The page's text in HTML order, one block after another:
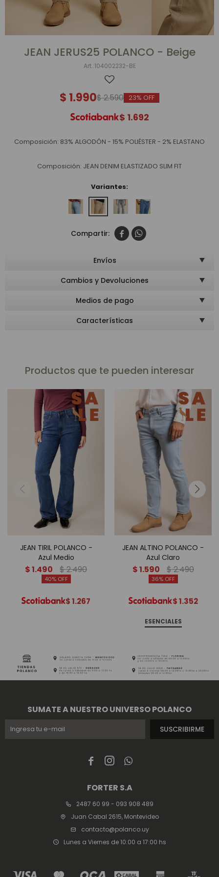
JEAN JERUS25 POLANCO - Beige
104002232-BE
$ 1.990$2.590 23
$ 1.692
Composición: 83% ALGODÓN - 15% POLIÉSTER - 2% ELASTANO
Composición: JEAN DENIM ELASTIZADO SLIM FIT
Variantes:
 
Envíos
Cambios y Devoluciones
Medios de pago
Características
Productos que te pueden interesar
JEAN TIRIL POLANCO -
Azul Medio
$1.490 $2.490
40
$1.267
JEAN ALTINO POLANCO -
Azul Claro
$1.590 $2.490
36
$1.352
ESENCIALES
  
FORTER S.A
2487 60 99 - 093 908 489
Juan Cabal 2615, Montevideo
contacto@polanco.uy
Lunes a Viernes de 10:00 a 17:00 hs
SUMATE A NUESTRO UNIVERSO POLANCO
SUSCRIBIRME